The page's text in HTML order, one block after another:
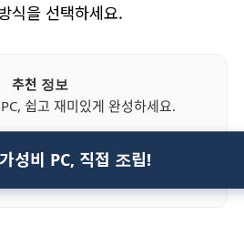
식을 선택하세요.
추천 정보
쉽고 재미있게 완성하세요.
성비 PC, 직접 조립!